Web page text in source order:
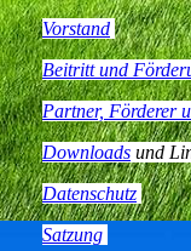
Vorstand
Beitritt und
Partner, Förderer
Downloads und
Datenschutz
Satzung